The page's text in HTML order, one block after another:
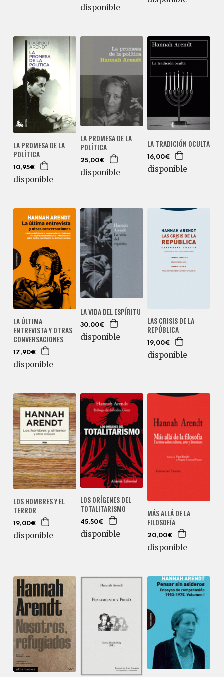
disponible
LA PROMESA DE LA
POLÍTICA
10,95€
disponible
LA PROMESA DE LA
POLÍTICA
25,00€
disponible
LA TRADICIÓN OCULTA
16,00€
disponible
LA ÚLTIMA
ENTREVISTA Y OTRAS
CONVERSACIONES
17,90€
disponible
LA VIDA DEL ESPÍRITU
30,00€
disponible
LAS CRISIS DE LA
REPÚBLICA
19,00€
disponible
LOS HOMBRES Y EL
TERROR
19,00€
disponible
LOS ORÍGENES DEL
TOTALITARISMO
45,50€
disponible
MÁS ALLÁ DE LA
FILOSOFÍA
20,00€
disponible